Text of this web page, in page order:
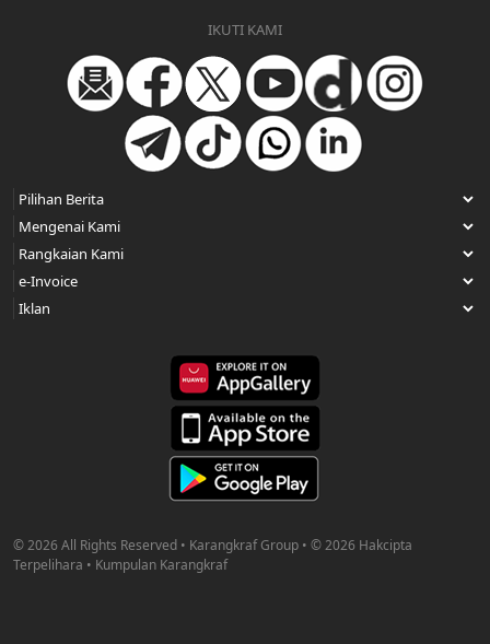
IKUTI KAMI
© 2026 All Rights Reserved • Karangkraf Group • © 2026 Hakcipta
Terpelihara • Kumpulan Karangkraf